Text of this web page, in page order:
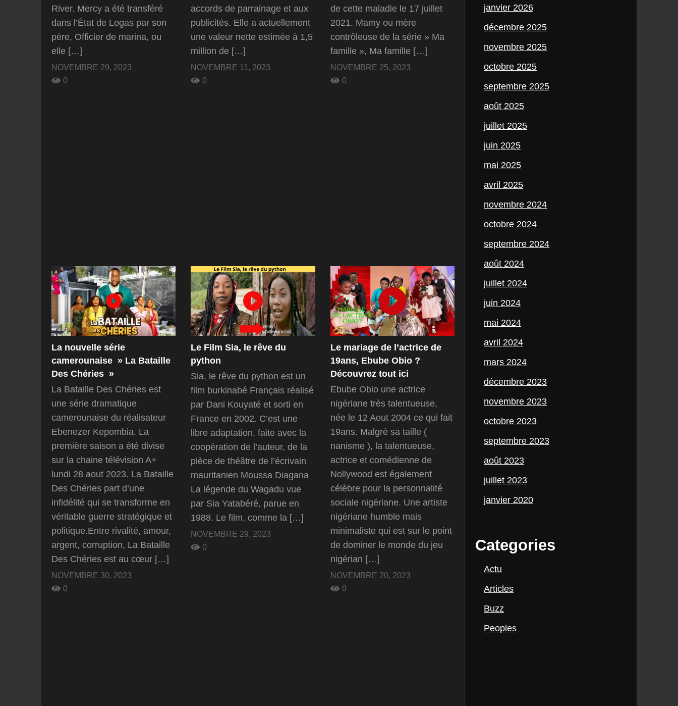
River. Mercy a été transféré
dans l’État de Logas par son
père, Officier de marina, ou
elle […]
NOVEMBRE 29, 2023
0
accords de parrainage et aux
publicités. Elle a actuellement
une valeur nette estimée à 1,5
million de […]
NOVEMBRE 11, 2023
0
de cette maladie le 17 juillet
2021. Mamy ou mère
contrôleuse de la série » Ma
famille », Ma famille […]
NOVEMBRE 25, 2023
0
La nouvelle série
camerounaise » La Bataille
Des Chéries »
La Bataille Des Chéries est
une série dramatique
camerounaise du réalisateur
Ebenezer Kepombia. La
première saison a été divise
sur la chaine télévision A+
lundi 28 aout 2023. La Bataille
Des Chéries part d’une
infidélité qui se transforme en
véritable guerre stratégique et
politique.Entre rivalité, amour,
argent, corruption, La Bataille
Des Chéries est au cœur […]
NOVEMBRE 30, 2023
0
Le Film Sia, le rêve du
python
Sia, le rêve du python est un
film burkinabé Français réalisé
par Dani Kouyaté et sorti en
France en 2002. C’est une
libre adaptation, faite avec la
coopération de l’auteur, de la
pièce de théâtre de l’écrivain
mauritanien Moussa Diagana
La légende du Wagadu vue
par Sia Yatabéré, parue en
1988. Le film, comme la […]
NOVEMBRE 29, 2023
0
Le mariage de l’actrice de
19ans, Ebube Obio ?
Découvrez tout ici
Ebube Obio une actrice
nigériane très talentueuse,
née le 12 Aout 2004 ce qui fait
19ans. Malgré sa taille (
nanisme ), la talentueuse,
actrice et comédienne de
Nollywood est également
célèbre pour la personnalité
sociale nigériane. Une artiste
nigériane humble mais
minimaliste qui est sur le point
de dominer le monde du jeu
nigérian […]
NOVEMBRE 20, 2023
0
janvier 2026
décembre 2025
novembre 2025
octobre 2025
septembre 2025
août 2025
juillet 2025
juin 2025
mai 2025
avril 2025
novembre 2024
octobre 2024
septembre 2024
août 2024
juillet 2024
juin 2024
mai 2024
avril 2024
mars 2024
décembre 2023
novembre 2023
octobre 2023
septembre 2023
août 2023
juillet 2023
janvier 2020
Categories
Actu
Articles
Buzz
Peoples